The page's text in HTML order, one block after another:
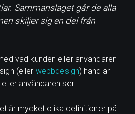
Sammanslaget går de alla
skiljer sig en del från
vad kunden eller användaren
(ellerwebbdesign) handlar
användaren ser.
är mycket olika definitioner på